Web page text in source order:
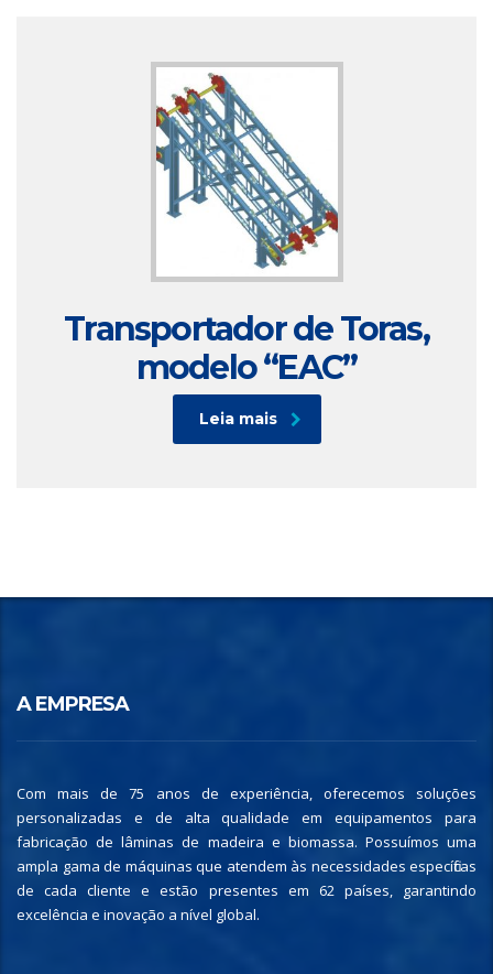
Transportador de Toras,
modelo “EAC”
Leia mais
A EMPRESA
Com mais de 75 anos de experiência, oferecemos soluções
personalizadas e de alta qualidade em equipamentos para
fabricação de lâminas de madeira e biomassa. Possuímos uma
ampla gama de máquinas que atendem às necessidades específicas
de cada cliente e estão presentes em 62 países, garantindo
excelência e inovação a nível global.